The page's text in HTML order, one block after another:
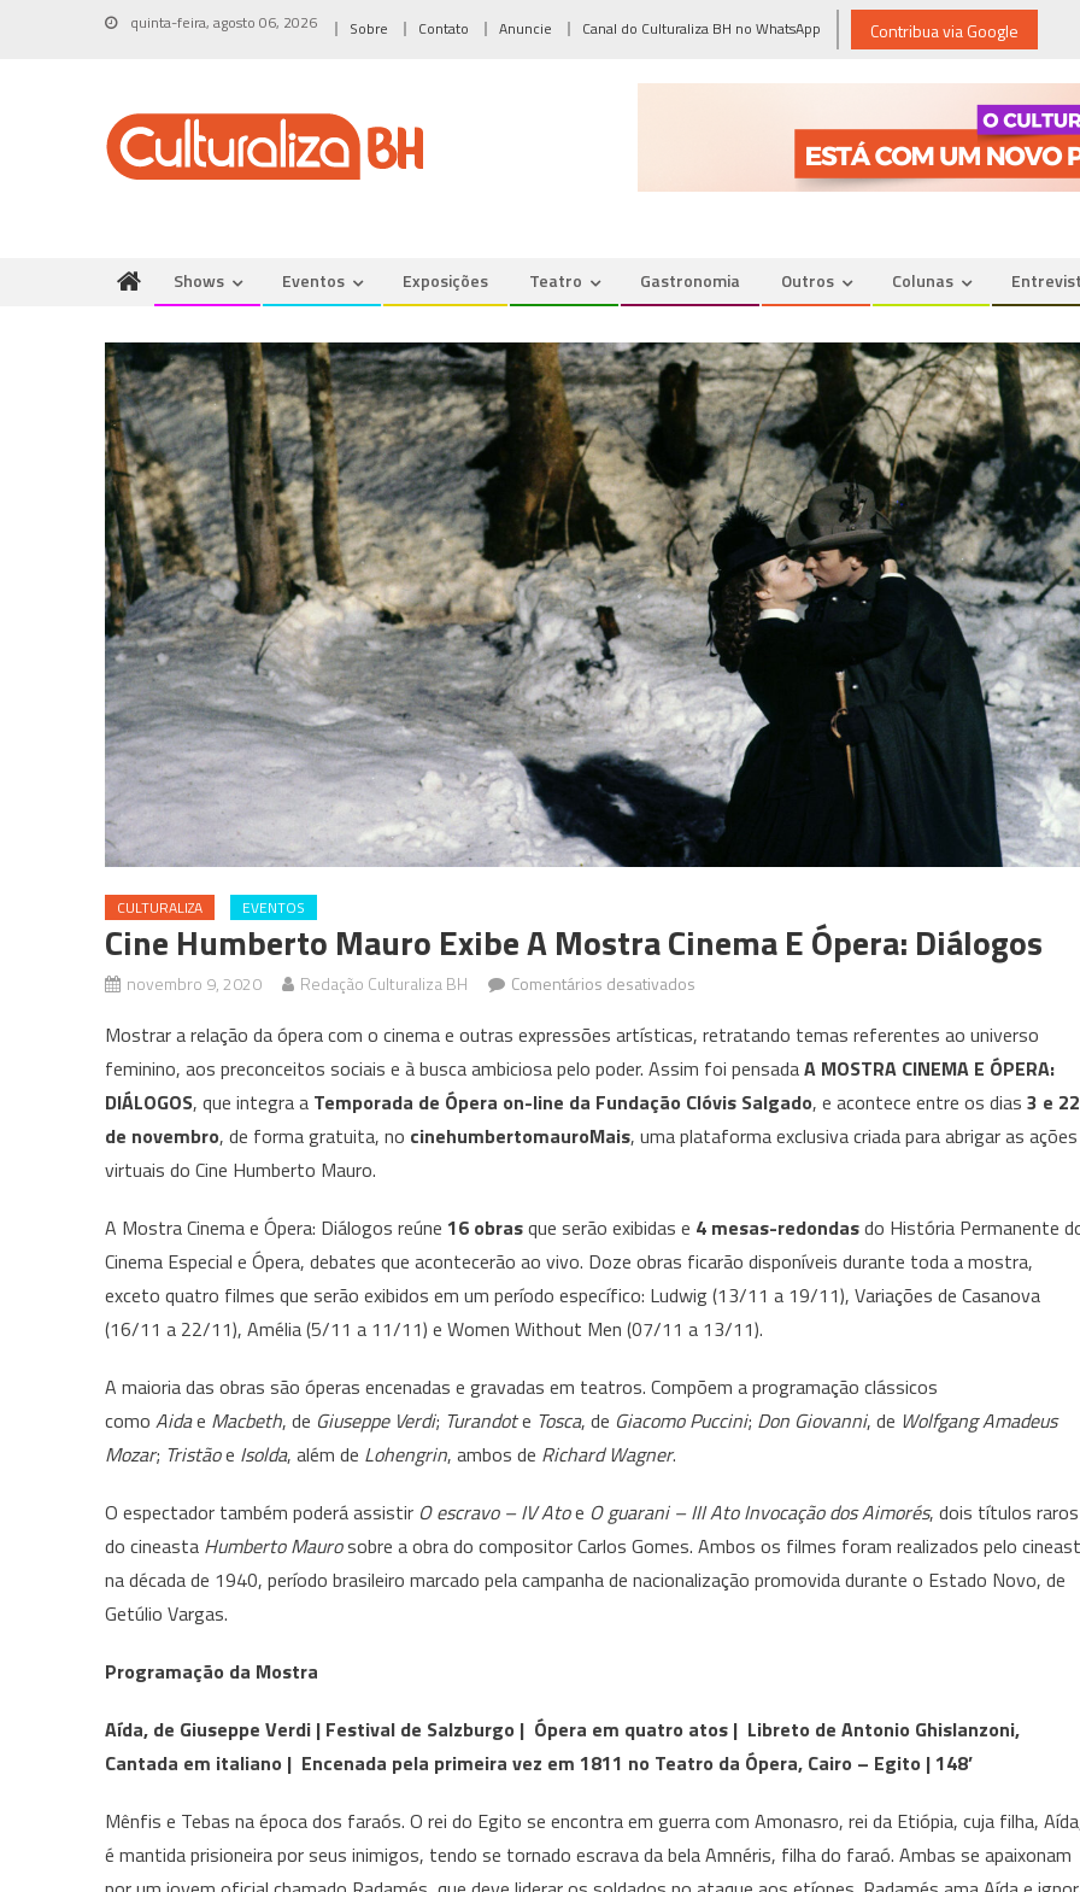
quinta-feira, agosto 06, 2026 Sobre Contato Anuncie Canal do Culturaliza BH no WhatsApp Contribua via Google
Shows Eventos Exposições Teatro Gastronomia Outros Colunas
CULTURALIZA EVENTOS
Cine Humberto Mauro Exibe A Mostra Cinema E Ópera: Diálogos
novembro 9, 2020 Redação Culturaliza BH Comentários desativados
Humberto
Mauro
exibe
A
e
Ópera:
Diálogos
Mostrar a relação da ópera com o cinema e outras expressões artísticas, retratando temas referentes ao universo
feminino, aos preconceitos sociais e à busca ambiciosa pelo poder. Assim foi pensadaA MOSTRA CINEMA E ÓPERA:
DIÁLOGOS, que integra a Temporada de Ópera on-line da Fundação Clóvis Salgado, e acontece entre os dias 3 e 22
de novembro, de forma gratuita, no cinehumbertomauroMais, uma plataforma exclusiva criada para abrigar as ações
virtuais do Cine Humberto Mauro.
A Mostra Cinema e Ópera: Diálogos reúne 16 obrasque serão exibidas e 4 mesas-redondasdo História Permanente
Cinema Especial e Ópera, debates que acontecerão ao vivo. Doze obras ficarão disponíveis durante toda a mostra,
exceto quatro filmes que serão exibidos em um período específico: Ludwig (13/11 a 19/11), Variações de Casanova
(16/11 a 22/11), Amélia (5/11 a 11/11) e Women Without Men (07/11 a 13/11).
A maioria das obras são óperas encenadas e gravadas em teatros. Compõem a programação clássicos
como Aidae Macbeth, de Giuseppe Verdi; Turandote Tosca, de Giacomo Puccini; Don Giovanni, de Wolfgang Amadeus
Mozar; Tristãoe Isolda, além de Lohengrin, ambos de Richard Wagner.
O espectador também poderá assistir O escravo – IV Atoe O guarani – III Ato Invocação dos Aimorés, dois títulos raros
do cineasta Humberto Maurosobre a obra do compositor Carlos Gomes. Ambos os filmes foram realizados pelo
na década de 1940, período brasileiro marcado pela campanha de nacionalização promovida durante o Estado Novo, de
Getúlio Vargas.
Programação da Mostra
Aída, de Giuseppe Verdi | Festival de Salzburgo | Ópera em quatro atos | Libreto de Antonio Ghislanzoni,
Cantada em italiano | Encenada pela primeira vez em 1811 no Teatro da Ópera, Cairo – Egito | 148’
Mênfis e Tebas na época dos faraós. O rei do Egito se encontra em guerra com Amonasro, rei da Etiópia, cuja filha,
é mantida prisioneira por seus inimigos, tendo se tornado escrava da bela Amnéris, filha do faraó. Ambas se apaixonam